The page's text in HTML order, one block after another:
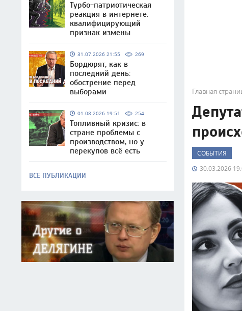
Турбо-патриотическая
реакция в интернете:
квалифицирующий
признак измены
31.07.2026 21:55 269
Бордюрят, как в
последний день:
обострение перед
выборами
01.08.2026 19:51 254
Топливный кризис: в
стране проблемы с
производством, но у
перекупов всё есть
ВСЕ ПУБЛИКАЦИИ
Главная
СОБЫТИЯ
30.03.2026